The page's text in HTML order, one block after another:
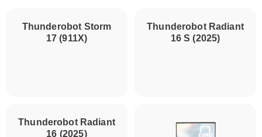
Thunderobot Radiant